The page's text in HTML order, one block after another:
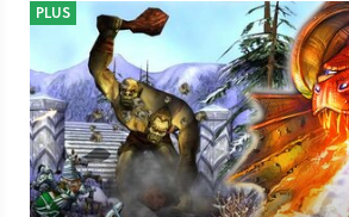
Multiplayer-Modus messen wir uns online
ganzen Welt. Dieser Modus fand schnell
internationalen E-Sport. Desweiteren
Möglichkeit, im Welten-Editor eigene Maps
erstellen
Spiel PC Echtzeit-Strategie
Strategie
Blizzard Entertainment
Blizzard Entertainment
PLUS